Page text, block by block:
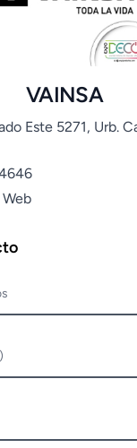
VAINSA
Este 5271, Urb.